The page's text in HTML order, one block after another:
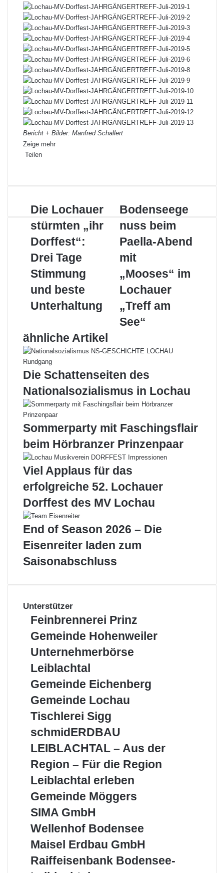
Bericht + Bilder: Manfred Schallert
Zeige mehr
Teilen
E-
Die
Lochauer
stürmten
„ihr
Drei
Tage
Stimmung
und
beste
Unterhaltung
Die Lochauer
stürmten „ihr
Dorffest“:
Drei Tage
Stimmung
und beste
Unterhaltung
Bodenseegenuss
beim
Paella-
Abend
„Mooses“
Lochauer
„Treff
am
See“
Bodenseege
nuss beim
Paella-Abend
mit
„Mooses“ im
Lochauer
„Treff am
See“
ähnliche Artikel
Die Schattenseiten des
Nationalsozialismus in Lochau
Sommerparty mit Faschingsflair
beim Hörbranzer Prinzenpaar
Viel Applaus für das
erfolgreiche 52. Lochauer
Dorffest des MV Lochau
End of Season 2026 – Die
Eisenreiter laden zum
Saisonabschluss
Unterstützer
Feinbrennerei
Feinbrennerei Prinz
Gemeinde
Gemeinde Hohenweiler
Unternehmerbörse
Unternehmerbörse
Leiblachtal
Gemeinde
Gemeinde Eichenberg
Gemeinde
Gemeinde Lochau
Tischlerei
Tischlerei Sigg
schmidERDBAU
–
Aus
Region
–
Für
die
Region
schmidERDBAU
LEIBLACHTAL – Aus der
Region – Für die Region
Leiblachtal
Leiblachtal erleben
Gemeinde
Gemeinde Möggers
SIMA
SIMA GmbH
Wellenhof
Wellenhof Bodensee
Maisel
GmbH
Maisel Erdbau GmbH
Raiffeisenbank
Raiffeisenbank Bodensee-